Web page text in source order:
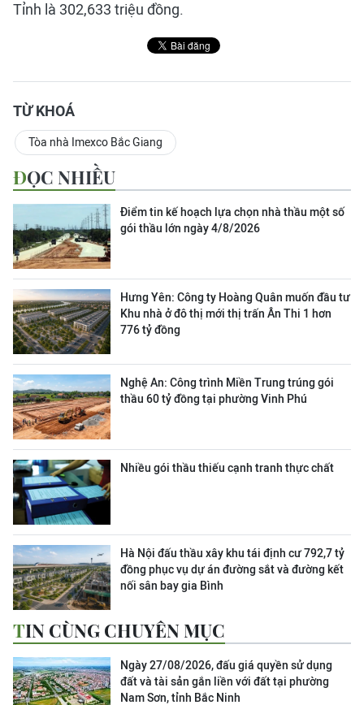
Tỉnh là 302,633 triệu đồng.
TỪ KHOÁ
Tòa nhà Imexco Bắc Giang
ĐỌC NHIỀU
Điểm tin kế hoạch lựa chọn nhà thầu một số
gói thầu lớn ngày 4/8/2026
Hưng Yên: Công ty Hoàng Quân muốn đầu tư
Khu nhà ở đô thị mới thị trấn Ân Thi 1 hơn
776 tỷ đồng
Nghệ An: Công trình Miền Trung trúng gói
thầu 60 tỷ đồng tại phường Vinh Phú
Nhiều gói thầu thiếu cạnh tranh thực chất
Hà Nội đấu thầu xây khu tái định cư 792,7 tỷ
đồng phục vụ dự án đường sắt và đường kết
nối sân bay gia Bình
TIN CÙNG CHUYÊN MỤC
Ngày 27/08/2026, đấu giá quyền sử dụng
đất và tài sản gắn liền với đất tại phường
Nam Sơn, tỉnh Bắc Ninh